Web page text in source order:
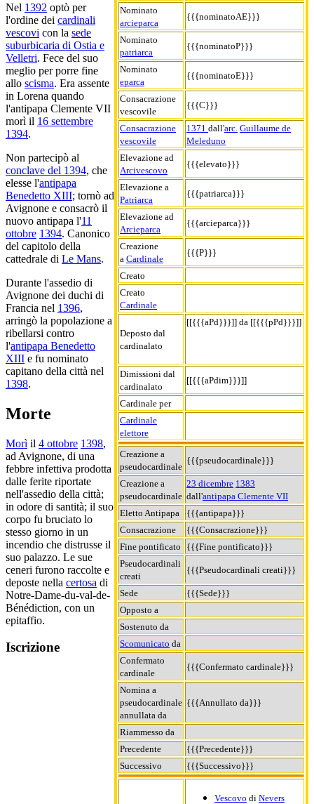
Nominato
arcieparca
{{{nominatoAE}}}
Nominato
patriarca
{{{nominatoP}}}
Nominato
eparca
{{{nominatoE}}}
Consacrazione
vescovile
{{{C}}}
Consacrazione
vescovile
1371 dall'arc. Guillaume de
Meleduno
Elevazione ad
Arcivescovo
{{{elevato}}}
Elevazione a
Patriarca
{{{patriarca}}}
Elevazione ad
Arcieparca
{{{arcieparca}}}
Creazione
a Cardinale
{{{P}}}
Creato
Creato
Cardinale
Deposto dal
cardinalato
[[{{{aPd}}}]] da [[{{{pPd}}}]]
Dimissioni dal
cardinalato
[[{{{aPdim}}}]]
Cardinale per
Cardinale
elettore
Creazione a
pseudocardinale
{{{pseudocardinale}}}
Creazione a
pseudocardinale
23 dicembre 1383
dall'antipapa Clemente VII
Eletto Antipapa
{{{antipapa}}}
Consacrazione
{{{Consacrazione}}}
Fine pontificato
{{{Fine pontificato}}}
Pseudocardinali
creati
{{{Pseudocardinali creati}}}
Sede
{{{Sede}}}
Opposto a
Sostenuto da
Scomunicato da
Confermato
cardinale
{{{Confermato cardinale}}}
Nomina a
pseudocardinale
annullata da
{{{Annullato da}}}
Riammesso da
Precedente
{{{Precedente}}}
Successivo
{{{Successivo}}}
Vescovo di Nevers
Nel 1392 optò per
l'ordine dei cardinali
vescovi con la sede
suburbicaria di Ostia e
Velletri. Fece del suo
meglio per porre fine
allo scisma. Era assente
in Lorena quando
l'antipapa Clemente VII
morì il 16 settembre
1394.
Non partecipò al
conclave del 1394, che
elesse l'antipapa
Benedetto XIII; tornò ad
Avignone e consacrò il
nuovo antipapa l'11
ottobre 1394. Canonico
del capitolo della
cattedrale di Le Mans.
Durante l'assedio di
Avignone dei duchi di
Francia nel 1396,
arringò la popolazione a
ribellarsi contro
l'antipapa Benedetto
XIII e fu nominato
capitano della città nel
1398.
Morte
Morì il 4 ottobre 1398,
ad Avignone, di una
febbre infettiva prodotta
dalle ferite riportate
nell'assedio della città;
in odore di santità; il suo
corpo fu bruciato lo
stesso giorno in un
incendio che distrusse il
suo palazzo. Le sue
ceneri furono raccolte e
deposte nella certosa di
Notre-Dame-du-val-de-
Bénédiction, con un
epitaffio.
Iscrizione